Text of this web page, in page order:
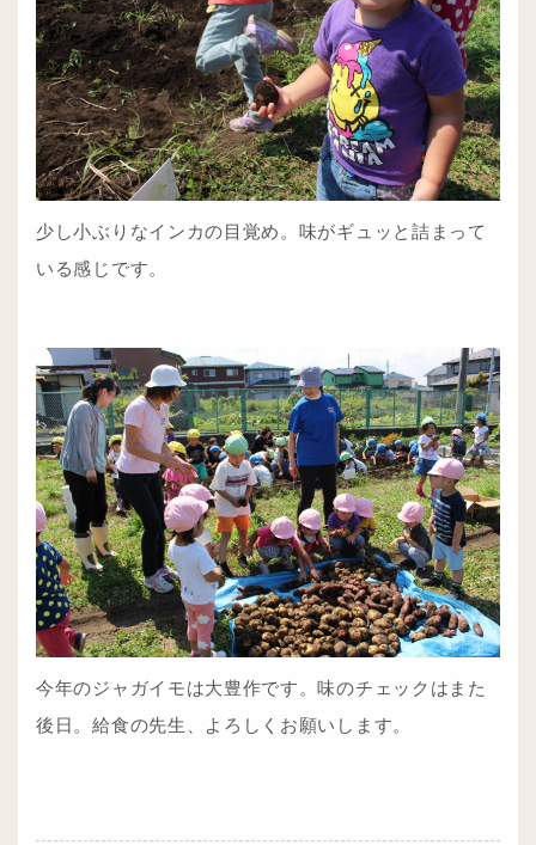
少し小ぶりなインカの目覚め。味がギュッと詰まって
いる感じです。
今年のジャガイモは大豊作です。味のチェックはまた
後日。給食の先生、よろしくお願いします。